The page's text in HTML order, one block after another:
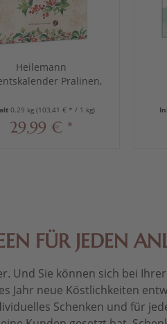
Heilemann
Pralinen,
0.29 kg (103,41 € * / 1 kg)
29,99 € *
FÜR JEDEN
Und Sie können sich bei
Jahr neue Köstlichkeiten
Schenken und für